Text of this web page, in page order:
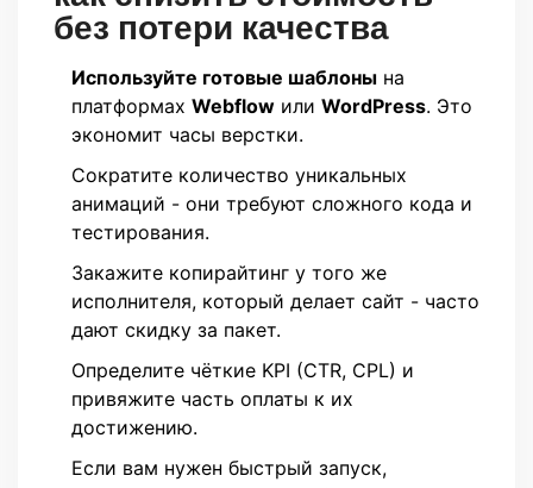
без потери качества
Используйте готовые шаблоны на
платформах Webflow или WordPress. Это
экономит часы верстки.
Сократите количество уникальных
анимаций - они требуют сложного кода и
тестирования.
Закажите копирайтинг у того же
исполнителя, который делает сайт - часто
дают скидку за пакет.
Определите чёткие KPI (CTR, CPL) и
привяжите часть оплаты к их
достижению.
Если вам нужен быстрый запуск,